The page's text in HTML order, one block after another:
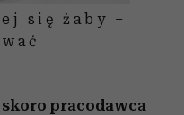
się żaby –
pracodawca